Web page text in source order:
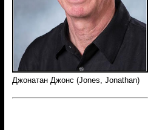
Джонатан Джонс (Jones, Jonathan)